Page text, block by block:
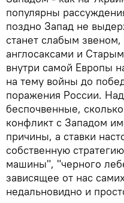
популярны
поздно Запад не
станет слабым
англосаксами и
внутри самой Европы
на тему войны до
поражения России.
беспочвенные,
конфликт с Западом
причины, а ставки
собственную
машины", "черного
зависящее от нас
недальновидно и